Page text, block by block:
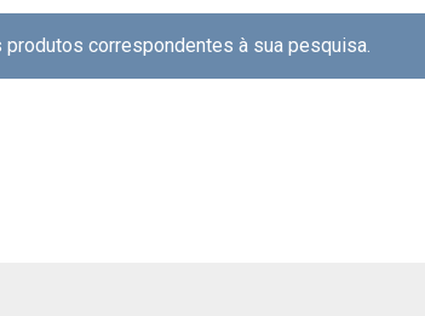
produtos correspondentes à sua pesquisa.